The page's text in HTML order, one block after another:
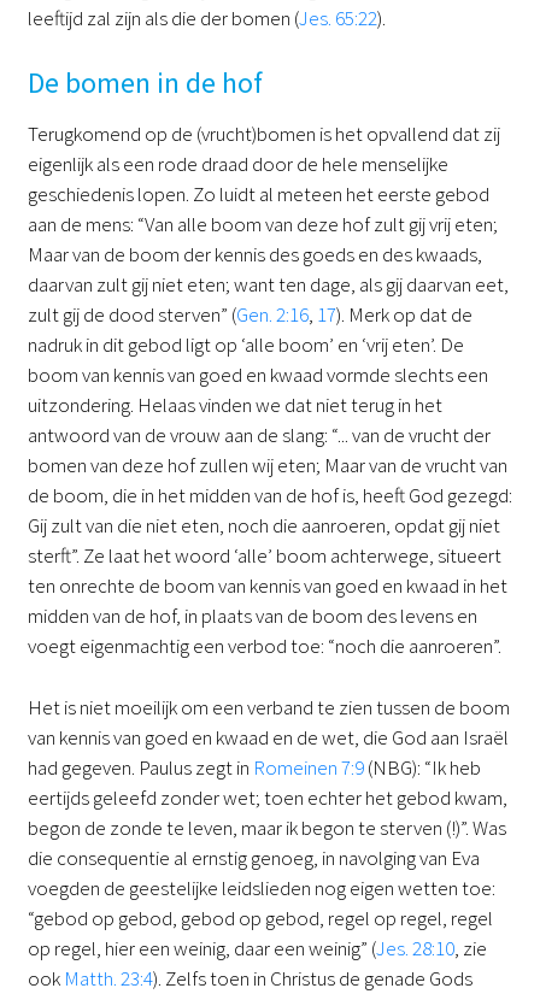
leeftijd zal zijn als die der bomen (Jes. 65:22).
De bomen in de hof
Terugkomend op de (vrucht)bomen is het opvallend dat zij
eigenlijk als een rode draad door de hele menselijke
geschiedenis lopen. Zo luidt al meteen het eerste gebod
aan de mens: “Van alle boom van deze hof zult gij vrij eten;
Maar van de boom der kennis des goeds en des kwaads,
daarvan zult gij niet eten; want ten dage, als gij daarvan eet,
zult gij de dood sterven” (Gen. 2:16, 17). Merk op dat de
nadruk in dit gebod ligt op ‘alle boom’ en ‘vrij eten’. De
boom van kennis van goed en kwaad vormde slechts een
uitzondering. Helaas vinden we dat niet terug in het
antwoord van de vrouw aan de slang: “... van de vrucht der
bomen van deze hof zullen wij eten; Maar van de vrucht van
de boom, die in het midden van de hof is, heeft God gezegd:
Gij zult van die niet eten, noch die aanroeren, opdat gij niet
sterft”. Ze laat het woord ‘alle’ boom achterwege, situeert
ten onrechte de boom van kennis van goed en kwaad in het
midden van de hof, in plaats van de boom des levens en
voegt eigenmachtig een verbod toe: “noch die aanroeren”.
Het is niet moeilijk om een verband te zien tussen de boom
van kennis van goed en kwaad en de wet, die God aan Israël
had gegeven. Paulus zegt in Romeinen 7:9(NBG): “Ik heb
eertijds geleefd zonder wet; toen echter het gebod kwam,
begon de zonde te leven, maar ik begon te sterven (!)”. Was
die consequentie al ernstig genoeg, in navolging van Eva
voegden de geestelijke leidslieden nog eigen wetten toe:
“gebod op gebod, gebod op gebod, regel op regel, regel
op regel, hier een weinig, daar een weinig” (Jes. 28:10, zie
ook Matth. 23:4). Zelfs toen in Christus de genade Gods